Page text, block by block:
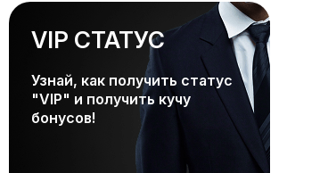
VIP СТАТУС
Узнай, как получить статус
"VIP" и получить кучу
бонусов!